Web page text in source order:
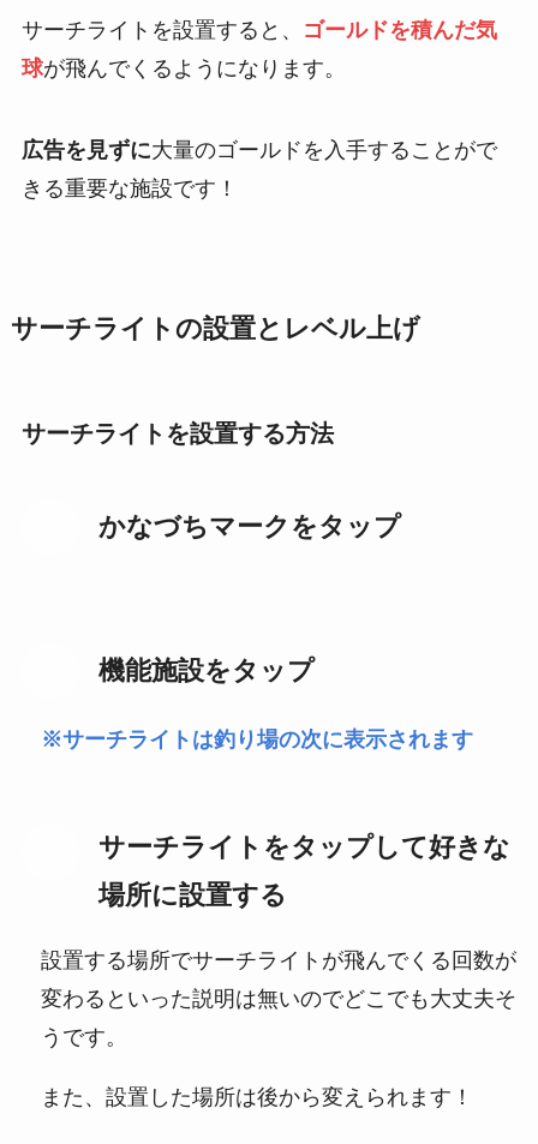
サーチライトを設置すると、
ゴールドを積んだ気
球が飛んでくるようになります。
広告を見ずに大量のゴールドを入手することがで
きる重要な施設です！
サーチライトの設置とレベル上げ
サーチライトを設置する方法
かなづちマークをタップ
機能施設をタップ
※サーチライトは釣り場の次に表示されます
サーチライトをタップして好きな
場所に設置する
設置する場所でサーチライトが飛んでくる回数が
変わるといった説明は無いのでどこでも大丈夫そ
うです。
また、設置した場所は後から変えられます！